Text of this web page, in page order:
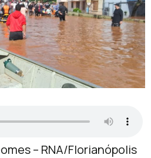
– RNA/Florianópolis